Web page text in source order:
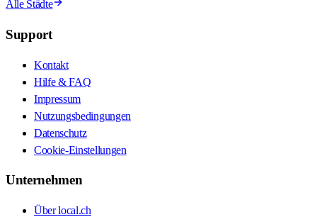
Alle Städte
Support
Kontakt
Hilfe & FAQ
Impressum
Nutzungsbedingungen
Datenschutz
Cookie-Einstellungen
Unternehmen
Über local.ch